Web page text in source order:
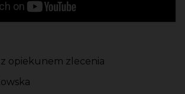
opiekunem zlecenia